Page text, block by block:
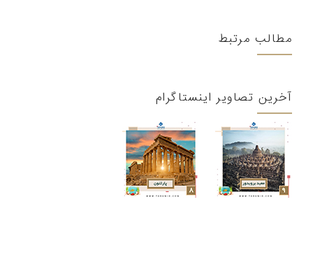
مطالب مرتبط
آخرین تصاویر اینستاگرام